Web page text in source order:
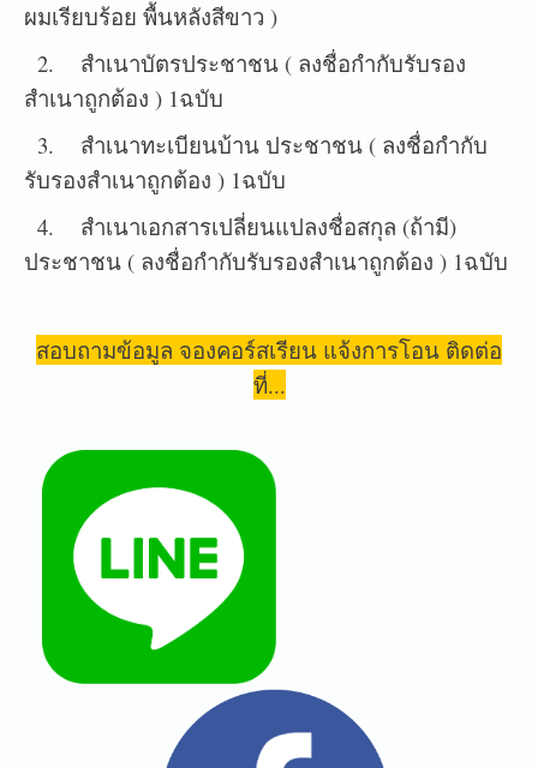
ผมเรียบร้อย พื้นหลังสีขาว )
2. สำเนาบัตรประชาชน ( ลงชื่อกำกับรับรอง
สำเนาถูกต้อง ) 1ฉบับ
3. สำเนาทะเบียนบ้าน ประชาชน ( ลงชื่อกำกับ
รับรองสำเนาถูกต้อง ) 1ฉบับ
4. สำเนาเอกสารเปลี่ยนแปลงชื่อสกุล (ถ้ามี)
ประชาชน ( ลงชื่อกำกับรับรองสำเนาถูกต้อง ) 1ฉบับ
สอบถามข้อมูล จองคอร์สเรียน แจ้งการโอน ติดต่อ
ที่...